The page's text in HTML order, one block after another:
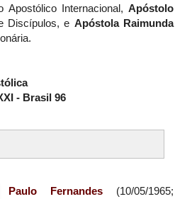
Internacional, Apóstolo
Discípulos, e Apóstola Raimunda
- Brasil 96
Paulo Fernandes (10/05/1965;